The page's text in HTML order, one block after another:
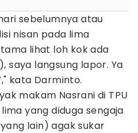
sebelumnya atau
nisan pada lima
lihat loh kok ada
langsung lapor. Ya
kata Darminto.
makam Nasrani di TPU
yang diduga sengaja
lain) agak sukar